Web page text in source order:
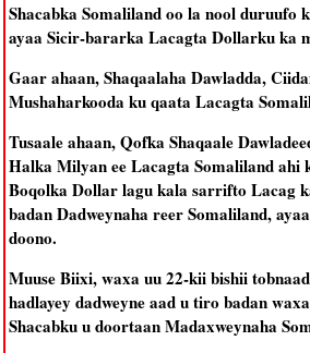
Shacabka Somaliland oo la nool duruufo
ayaa Sicir-bararka Lacagta Dollarku ka
Gaar ahaan, Shaqaalaha Dawladda,
Mushaharkooda ku qaata Lacagta
Tusaale ahaan, Qofka Shaqaale
Halka Milyan ee Lacagta Somaliland
Boqolka Dollar lagu kala sarrifto Lacag
badan Dadweynaha reer Somaliland,
doono.
Muuse Biixi, waxa uu 22-kii bishii
hadlayey dadweyne aad u tiro badan
Shacabku u doortaan Madaxweynaha